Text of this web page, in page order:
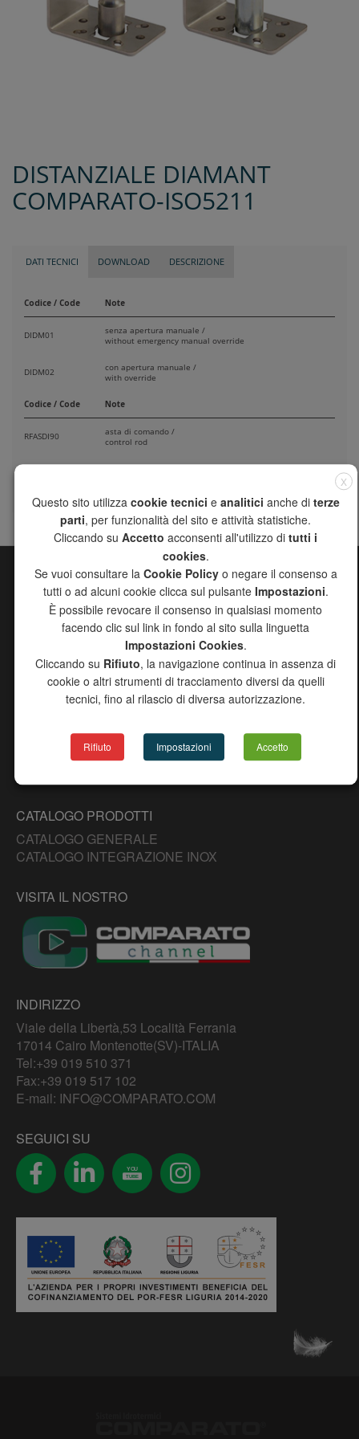
DISTANZIALE DIAMANT
COMPARATO-ISO5211
DATI TECNICI DOWNLOAD DESCRIZIONE
Codice / Code Note
DIDM01
senza apertura manuale /
without emergency manual override
DIDM02
con apertura manuale /
with override
Codice / Code Note
RFASDI90
asta di comando /
control rod
MAPPA DEL SITO
CHANNEL
AZIENDA
RICERCA AGENTI
DOWNLOAD
PROGETTO 2000
CONTATTI
COPYRIGHT DISCLAIMER
CATALOGO PRODOTTI
CATALOGO GENERALE
CATALOGO INTEGRAZIONE INOX
VISITA IL NOSTRO
INDIRIZZO
Viale della Libertà,53 Località Ferrania
17014 Cairo Montenotte(SV)-ITALIA
Tel:+39 019 510 371
Fax:+39 019 517 102
E-mail: INFO@COMPARATO.COM
SEGUICI SU
YOU
TUBE
X
Questo sito utilizza cookie tecnici e analitici anche di terze
parti, per funzionalità del sito e attività statistiche.
Cliccando su Accetto acconsenti all'utilizzo di tutti i
cookies.
Se vuoi consultare la Cookie Policyo negare il consenso a
tutti o ad alcuni cookie clicca sul pulsante Impostazioni.
È possibile revocare il consenso in qualsiasi momento
facendo clic sul link in fondo al sito sulla linguetta
Impostazioni Cookies.
Cliccando su Rifiuto, la navigazione continua in assenza di
cookie o altri strumenti di tracciamento diversi da quelli
tecnici, fino al rilascio di diversa autorizzazione.
Rifiuto Impostazioni Accetto